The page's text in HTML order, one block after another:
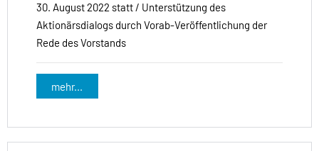
30. August 2022 statt / Unterstützung des
Aktionärsdialogs durch Vorab-Veröffentlichung der
Rede des Vorstands
mehr...